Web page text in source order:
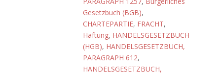
Gesetzbuch (BGB),
CHARTEPARTIE, FRACHT,
Haftung, HANDELSGESETZBUCH
(HGB), HANDELSGESETZBUCH,
PARAGRAPH 612,
HANDELSGESETZBUCH,